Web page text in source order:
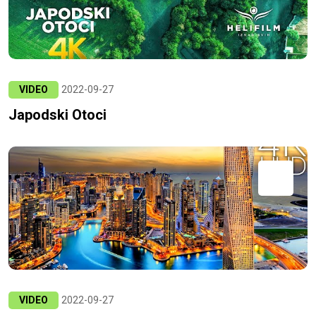
VIDEO 2022-09-27
Japodski Otoci
VIDEO 2022-09-27